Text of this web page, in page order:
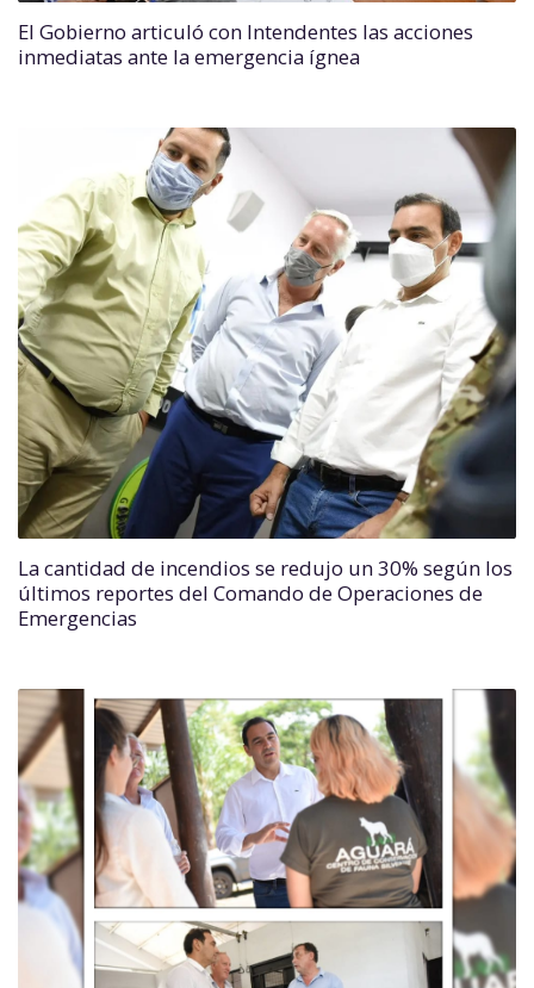
El Gobierno articuló con Intendentes las acciones
inmediatas ante la emergencia ígnea
La cantidad de incendios se redujo un 30% según los
últimos reportes del Comando de Operaciones de
Emergencias